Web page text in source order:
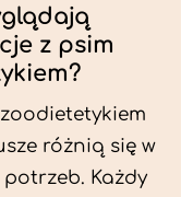
z psim
różnią się w
Każdy